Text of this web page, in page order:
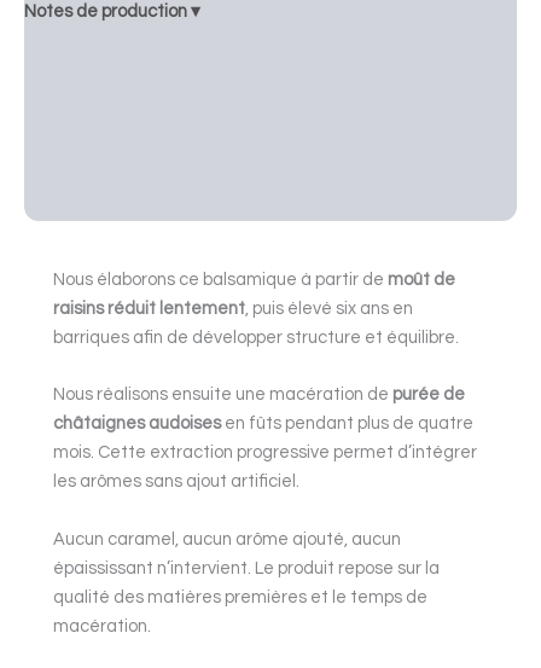
Notes de production ▾
Nous élaborons ce balsamique à partir de moût de
raisins réduit lentement , puis élevé six ans en
barriques afin de développer structure et équilibre.
Nous réalisons ensuite une macération de purée de
châtaignes audoisesen fûts pendant plus de quatre
mois. Cette extraction progressive permet d’intégrer
les arômes sans ajout artificiel.
Aucun caramel, aucun arôme ajouté, aucun
épaississant n’intervient. Le produit repose sur la
qualité des matières premières et le temps de
macération.